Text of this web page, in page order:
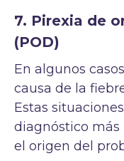
7. Pirexia de
(POD)
En algunos
causa de la
Estas
diagnóstico
el origen del